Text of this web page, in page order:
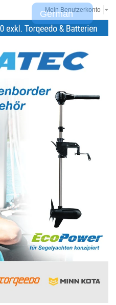
Mein Benutzerkonto